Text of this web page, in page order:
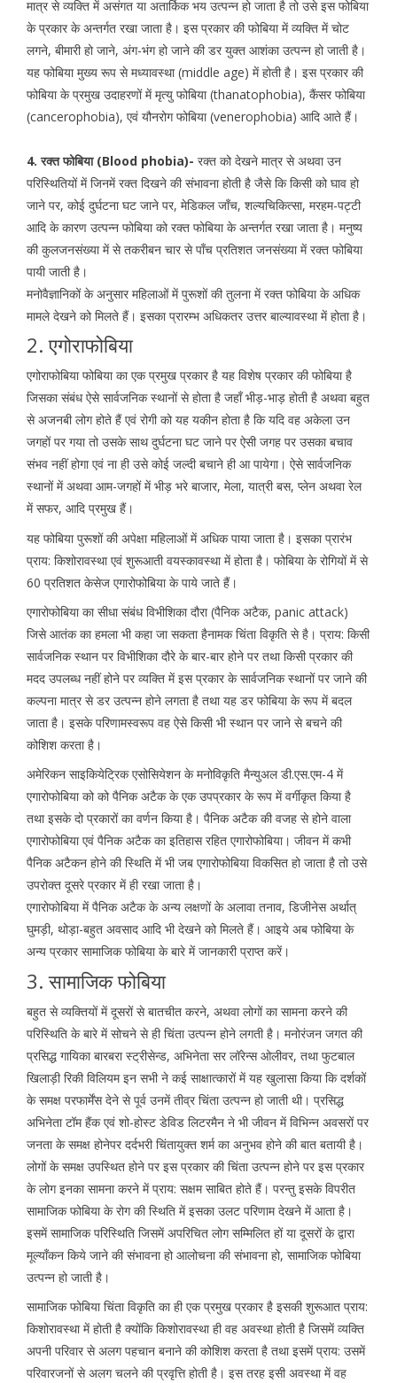
मात्र से व्यक्ति में असंगत या अतार्किक भय उत्पन्न हो जाता है तो उसे इस फोबिया
के प्रकार के अन्तर्गत रखा जाता है। इस प्रकार की फोबिया में व्यक्ति में चोट
लगने, बीमारी हो जाने, अंग-भंग हो जाने की डर युक्त आशंका उत्पन्न हो जाती है।
यह फोबिया मुख्य रूप से मध्यावस्था (middle age) में होती है। इस प्रकार की
फोबिया के प्रमुख उदाहरणों में मृत्यु फोबिया (thanatophobia), कैंसर फोबिया
(cancerophobia), एवं यौनरोग फोबिया (venerophobia) आदि आते हैं।
4. रक्त फोबिया (Blood phobia)- रक्त को देखने मात्र से अथवा उन
परिस्थितियों में जिनमें रक्त दिखने की संभावना होती है जैसे कि किसी को घाव हो
जाने पर, कोई दुर्घटना घट जाने पर, मेडिकल जॉंच, शल्यचिकित्सा, मरहम-पट्टी
आदि के कारण उत्पन्न फोबिया को रक्त फोबिया के अन्तर्गत रखा जाता है। मनुष्य
की कुलजनसंख्या में से तकरीबन चार से पॉंच प्रतिशत जनसंख्या में रक्त फोबिया
पायी जाती है।
मनोवैज्ञानिकों के अनुसार महिलाओं में पुरूशों की तुलना में रक्त फोबिया के अधिक
मामले देखने को मिलते हैं। इसका प्रारम्भ अधिकतर उत्तर बाल्यावस्था में होता है।
2. एगोराफोबिया
एगोराफोबिया फोबिया का एक प्रमुख प्रकार है यह विशेष प्रकार की फोबिया है
जिसका संबंध ऐसे सार्वजनिक स्थानों से होता है जहॉं भीड़-भाड़ होती है अथवा बहुत
से अजनबी लोग होते हैं एवं रोगी को यह यकीन होता है कि यदि वह अकेला उन
जगहों पर गया तो उसके साथ दुर्घटना घट जाने पर ऐसी जगह पर उसका बचाव
संभव नहीं होगा एवं ना ही उसे कोई जल्दी बचाने ही आ पायेगा। ऐसे सार्वजनिक
स्थानों में अथवा आम-जगहों में भीड़ भरे बाजार, मेला, यात्री बस, प्लेन अथवा रेल
में सफर, आदि प्रमुख हैं।
यह फोबिया पुरूशों की अपेक्षा महिलाओं में अधिक पाया जाता है। इसका प्रारंभ
प्राय: किशोरावस्था एवं शुरूआती वयस्कावस्था में होता है। फोबिया के रोगियों में से
60 प्रतिशत केसेज एगारोफोबिया के पाये जाते हैं।
एगारोफोबिया का सीधा संबंध विभीशिका दौरा (पैनिक अटैक, panic attack)
जिसे आतंक का हमला भी कहा जा सकता हैनामक चिंता विकृति से है। प्राय: किसी
सार्वजनिक स्थान पर विभीशिका दौरे के बार-बार होने पर तथा किसी प्रकार की
मदद उपलब्ध नहीं होने पर व्यक्ति में इस प्रकार के सार्वजनिक स्थानों पर जाने की
कल्पना मात्र से डर उत्पन्न होने लगता है तथा यह डर फोबिया के रूप में बदल
जाता है। इसके परिणामस्वरूप वह ऐसे किसी भी स्थान पर जाने से बचने की
कोशिश करता है।
अमेरिकन साइकियेट्रिक एसोसियेशन के मनोविकृति मैन्युअल डी.एस.एम-4 में
एगारोफोबिया को को पैनिक अटैक के एक उपप्रकार के रूप में वर्गीकृत किया है
तथा इसके दो प्रकारों का वर्णन किया है। पैनिक अटैक की वजह से होने वाला
एगारोफोबिया एवं पैनिक अटैक का इतिहास रहित एगारोफोबिया। जीवन में कभी
पैनिक अटैकन होने की स्थिति में भी जब एगारोफोबिया विकसित हो जाता है तो उसे
उपरोक्त दूसरे प्रकार में ही रखा जाता है।
एगारोफोबिया में पैनिक अटैक के अन्य लक्षणों के अलावा तनाव, डिजीनेस अर्थात्
घुमड़ी, थोड़ा-बहुत अवसाद आदि भी देखने को मिलते हैं। आइये अब फोबिया के
अन्य प्रकार सामाजिक फोबिया के बारे में जानकारी प्राप्त करें।
3. सामाजिक फोबिया
बहुत से व्यक्तियों में दूसरों से बातचीत करने, अथवा लोगों का सामना करने की
परिस्थिति के बारे में सोचने से ही चिंता उत्पन्न होने लगती है। मनोरंजन जगत की
प्रसिद्ध गायिका बारबरा स्ट्रीसेन्ड, अभिनेता सर लॉरेन्स ओलीवर, तथा फुटबाल
खिलाड़ी रिकी विलियम इन सभी ने कई साक्षात्कारों में यह खुलासा किया कि दर्शकों
के समक्ष परफार्मेंस देने से पूर्व उनमें तीव्र चिंता उत्पन्न हो जाती थी। प्रसिद्ध
अभिनेता टॉम हैंक एवं शो-होस्ट डेविड लिटरमैन ने भी जीवन में विभिन्न अवसरों पर
जनता के समक्ष होनेपर दर्दभरी चिंतायुक्त शर्म का अनुभव होने की बात बतायी है।
लोगों के समक्ष उपस्थित होने पर इस प्रकार की चिंता उत्पन्न होने पर इस प्रकार
के लोग इनका सामना करने में प्राय: सक्षम साबित होते हैं। परन्तु इसके विपरीत
सामाजिक फोबिया के रोग की स्थिति में इसका उलट परिणाम देखने में आता है।
इसमें सामाजिक परिस्थिति जिसमें अपरिचित लोग सम्मिलित हों या दूसरों के द्वारा
मूल्यॉंकन किये जाने की संभावना हो आलोचना की संभावना हो, सामाजिक फोबिया
उत्पन्न हो जाती है।
सामाजिक फोबिया चिंता विकृति का ही एक प्रमुख प्रकार है इसकी शुरूआत प्राय:
किशोरावस्था में होती है क्योंकि किशोरावस्था ही वह अवस्था होती है जिसमें व्यक्ति
अपनी परिवार से अलग पहचान बनाने की कोशिश करता है तथा इसमें प्राय: उसमें
परिवारजनों से अलग चलने की प्रवृत्ति होती है। इस तरह इसी अवस्था में वह